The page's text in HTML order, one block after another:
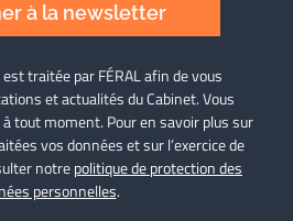
à la newsletter
traitée par FÉRAL afin de vous
et actualités du Cabinet. Vous
tout moment. Pour en savoir plus sur
vos données et sur l’exercice de
notrepolitique de protection des
personnelles.